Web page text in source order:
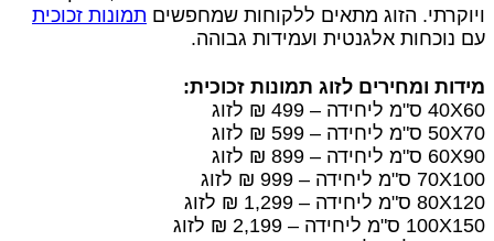
ויוקרתי. הזוג מתאים ללקוחות שמחפשים תמונות זכוכית
עם נוכחות אלגנטית ועמידות גבוהה.
מידות ומחירים לזוג תמונות זכוכית:
40X60 ס"מ ליחידה – 499 ₪ לזוג
50X70 ס"מ ליחידה – 599 ₪ לזוג
60X90 ס"מ ליחידה – 899 ₪ לזוג
70X100 ס"מ ליחידה – 999 ₪ לזוג
80X120 ס"מ ליחידה – 1,299 ₪ לזוג
100X150 ס"מ ליחידה – 2,199 ₪ לזוג